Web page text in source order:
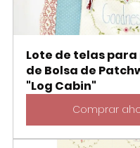
Lote de telas
de Bolsa de
"Log Cabin"
Comprar